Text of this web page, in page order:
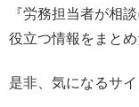
『労務担当者が相
役立つ情報をまとめ
是非、気になるサ